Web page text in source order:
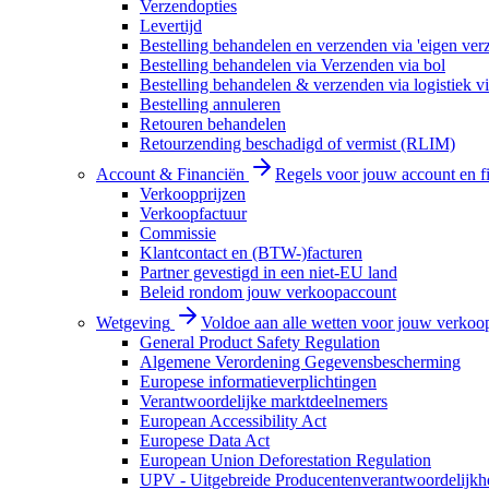
Verzendopties
Levertijd
Bestelling behandelen en verzenden via 'eigen
Bestelling behandelen via Verzenden via bol
Bestelling behandelen & verzenden via logistiek
Bestelling annuleren
Retouren behandelen
Retourzending beschadigd of vermist (RLIM)
Account & Financiën
Regels voor jouw account en
Verkoopprijzen
Verkoopfactuur
Commissie
Klantcontact en (BTW-)facturen
Partner gevestigd in een niet-EU land
Beleid rondom jouw verkoopaccount
Wetgeving
Voldoe aan alle wetten voor jouw
General Product Safety Regulation
Algemene Verordening Gegevensbescherming
Europese informatieverplichtingen
Verantwoordelijke marktdeelnemers
European Accessibility Act
Europese Data Act
European Union Deforestation Regulation
UPV - Uitgebreide